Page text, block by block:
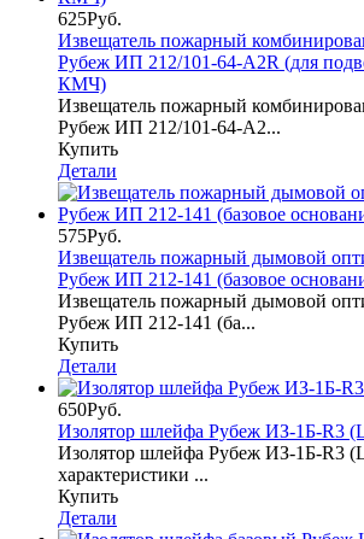
625Руб.
Извещатель пожарный
Рубеж ИП 212/101-64-А2R (для
КМЧ)
Извещатель пожарный
Рубеж ИП 212/101-64-А2...
Купить
Детали
575Руб.
Извещатель пожарный дымовой
Рубеж ИП 212-141 (базовое
Извещатель пожарный дымовой
Рубеж ИП 212-141 (ба...
Купить
Детали
650Руб.
Изолятор шлейфа Рубеж ИЗ-1Б-R3
Изолятор шлейфа Рубеж ИЗ-1Б-R3
характеристики ...
Купить
Детали